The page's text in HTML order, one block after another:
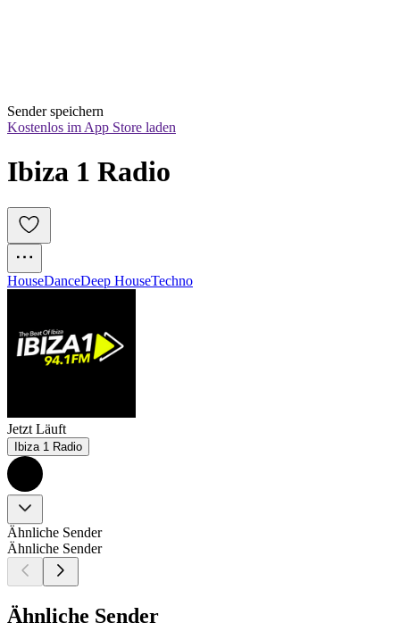
Sender speichern
Kostenlos im App Store laden
Ibiza 1 Radio
HouseDanceDeep HouseTechno
Jetzt Läuft
Ibiza 1 Radio
Ähnliche Sender
Ähnliche Sender
Ähnliche Sender